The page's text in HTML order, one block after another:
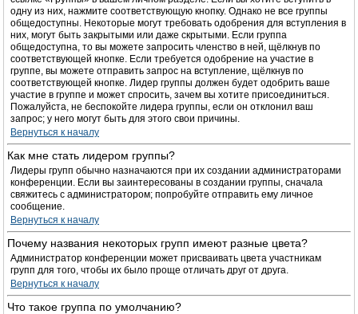
одну из них, нажмите соответствующую кнопку. Однако не все группы
общедоступны. Некоторые могут требовать одобрения для вступления в
них, могут быть закрытыми или даже скрытыми. Если группа
общедоступна, то вы можете запросить членство в ней, щёлкнув по
соответствующей кнопке. Если требуется одобрение на участие в
группе, вы можете отправить запрос на вступление, щёлкнув по
соответствующей кнопке. Лидер группы должен будет одобрить ваше
участие в группе и может спросить, зачем вы хотите присоединиться.
Пожалуйста, не беспокойте лидера группы, если он отклонил ваш
запрос; у него могут быть для этого свои причины.
Вернуться к началу
Как мне стать лидером группы?
Лидеры групп обычно назначаются при их создании администраторами
конференции. Если вы заинтересованы в создании группы, сначала
свяжитесь с администратором; попробуйте отправить ему личное
сообщение.
Вернуться к началу
Почему названия некоторых групп имеют разные цвета?
Администратор конференции может присваивать цвета участникам
групп для того, чтобы их было проще отличать друг от друга.
Вернуться к началу
Что такое группа по умолчанию?